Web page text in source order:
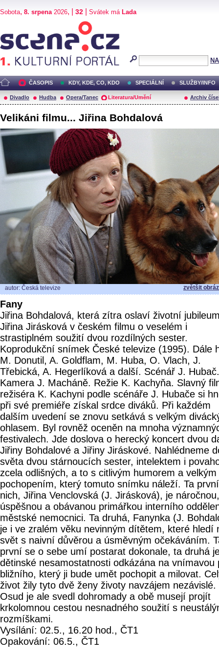
Sobota, 8. srpena2026, | 32 Svátek má Lada
ČASOPIS KDY, KDE, CO, KDO SPECIÁLNÍ SLUŽBY/INFO
Divadlo Hudba Opera/Tanec Literatura/Umění Archiv
Velikáni filmu... Jiřina Bohdalová
autor: Česká televize zvětšit
Fany
Jiřina Bohdalová, která zítra oslaví životní
Jiřina Jirásková v českém filmu o veselém i
strastiplném soužití dvou rozdílných sester.
Koprodukční snímek České televize (1995). Dále
M. Donutil, A. Goldflam, M. Huba, O. Vlach, J.
Třebická, A. Hegerlíková a další. Scénář J. Hubač.
Kamera J. Macháně. Režie K. Kachyňa. Slavný
režiséra K. Kachyni podle scénáře J. Hubače si
při své premiéře získal srdce diváků. Při každém
dalším uvedení se znovu setkává s velkým
ohlasem. Byl rovněž oceněn na mnoha
festivalech. Jde doslova o herecký koncert dvou
Jiřiny Bohdalové a Jiřiny Jiráskové. Nahlédneme
světa dvou stárnoucích sester, intelektem i
zcela odlišných, a to s citlivým humorem a velkým
pochopením, který tomuto snímku náleží. Ta
nich, Jiřina Venclovská (J. Jirásková), je náročnou,
úspěšnou a obávanou primářkou interního
městské nemocnici. Ta druhá, Fanynka (J.
je i ve zralém věku nevinným dítětem, které hledí
svět s naivní důvěrou a úsměvným očekáváním.
první se o sebe umí postarat dokonale, ta druhá
dětinské nesamostatnosti odkázána na vnímavou
bližního, který ji bude umět pochopit a milovat.
život žily tyto dvě ženy životy navzájem nezávislé.
Osud je ale svedl dohromady a obě musejí projít
krkolomnou cestou nesnadného soužití s
rozmíškami.
Vysílání: 02.5., 16.20 hod., ČT1
Opakování: 06.5., ČT1